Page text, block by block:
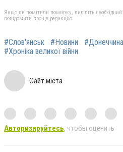
Якщо ви помітили помилку, виділіть
повідомити про це редакцію
#Слов'янськ #Новини #Донеччина
#Хроніка великої війни
Сайт міста
Авторизируйтесь, чтобы оценить